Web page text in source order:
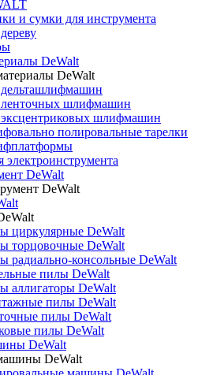
и сумки для инструмента
DeWalt
DeWalt
шлифмашин
шлифмашин
полировальные тарелки
DeWalt
DeWalt
циркулярные DeWalt
торцовочные DeWalt
радиально-консольные DeWalt
пилы DeWalt
аллигаторы DeWalt
пилы DeWalt
пилы DeWalt
пилы DeWalt
DeWalt
DeWalt